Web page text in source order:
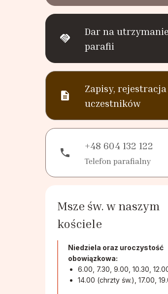
handshake
Dar na utrzymanie
parafii
description
Zapisy, rejestracja
uczestników
phone
+48 604 132 122
Telefon parafialny
Msze św. w naszym
kościele
Niedziela oraz uroczystość
obowiązkowa:
6.00, 7.30, 9.00, 10.30,
14.00 (chrzty św.), 17.00,